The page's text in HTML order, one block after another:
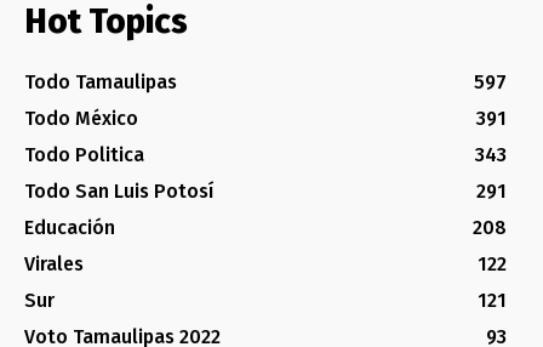
Hot Topics
Todo Tamaulipas
597
Todo México
391
Todo Politica
343
Todo San Luis Potosí
291
Educación
208
Virales
122
Sur
121
Voto Tamaulipas 2022
93